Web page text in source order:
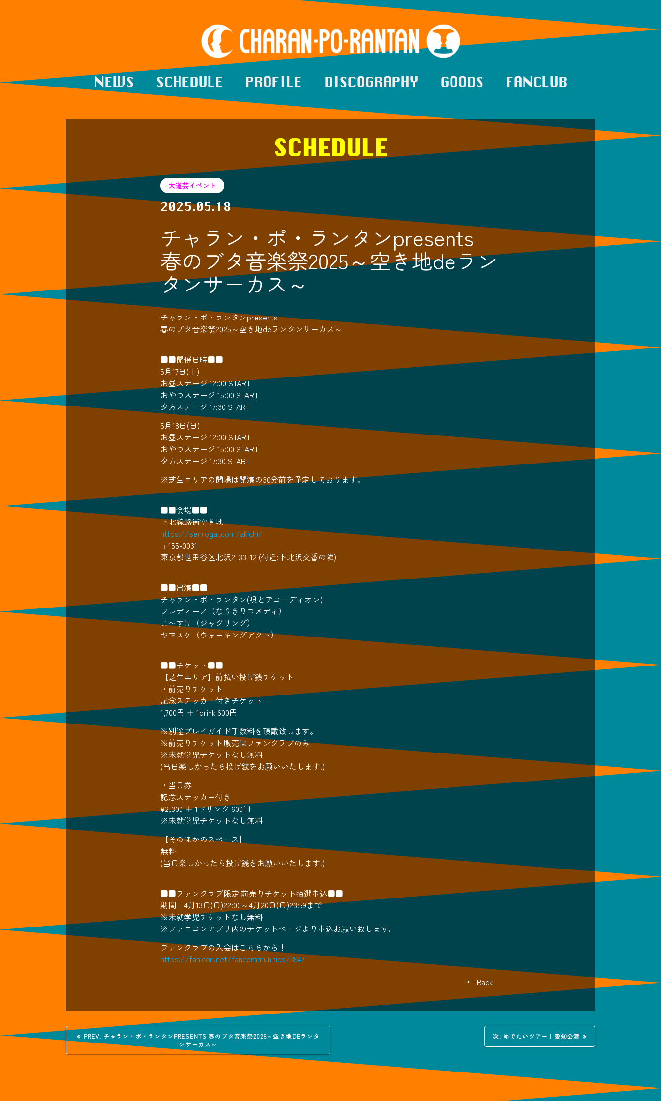
NEWS SCHEDULE PROFILE DISCOGRAPHY GOODS FANCLUB
SCHEDULE
大道芸イベント
2025.05.18
チャラン・ポ・ランタンpresents
春のブタ音楽祭2025～空き地deラン
タンサーカス～
チャラン・ポ・ランタンpresents
春のブタ音楽祭2025～空き地deランタンサーカス～
■■開催日時■■
5月17日(土)
お昼ステージ 12:00 START
おやつステージ 15:00 START
夕方ステージ 17:30 START
5月18日(日)
お昼ステージ 12:00 START
おやつステージ 15:00 START
夕方ステージ 17:30 START
※芝生エリアの開場は開演の30分前を予定しております。
■■会場■■
下北線路街空き地
https://senrogai.com/akichi/
〒155-0031
東京都世田谷区北沢2-33-12 (付近:下北沢交番の隣)
■■出演■■
チャラン・ポ・ランタン(唄とアコーディオン)
フレディーノ（なりきりコメディ）
こ〜すけ（ジャグリング）
ヤマスケ（ウォーキングアクト）
■■チケット■■
【芝生エリア】前払い投げ銭チケット
・前売りチケット
記念ステッカー付きチケット
1,700円 ＋ 1drink 600円
※別途プレイガイド手数料を頂戴致します。
※前売りチケット販売はファンクラブのみ
※未就学児チケットなし無料
(当日楽しかったら投げ銭をお願いいたします!)
・当日券
記念ステッカー付き
¥2,300 ＋ 1ドリンク 600円
※未就学児チケットなし無料
【そのほかのスペース】
無料
(当日楽しかったら投げ銭をお願いいたします!)
■■ファンクラブ限定 前売りチケット抽選申込■■
期間：4月13日(日)22:00～4月20日(日)23:59まで
※未就学児チケットなし無料
※ファニコンアプリ内のチケットページより申込お願い致します。
ファンクラブの入会はこちらから！
https://fanicon.net/fancommunities/3947
← Back
投
稿
PREV: 過
去
投
チャラン・ポ・ランタンPRESENTS 春のブタ音楽祭2025～空き地DEランタ
ンサーカス～
次: 次
投
めでたいツアー！愛知公演